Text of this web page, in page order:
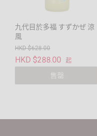
九代目於多福 すずかぜ 涼
風
HKD $628.00
HKD $288.00 起
售罄